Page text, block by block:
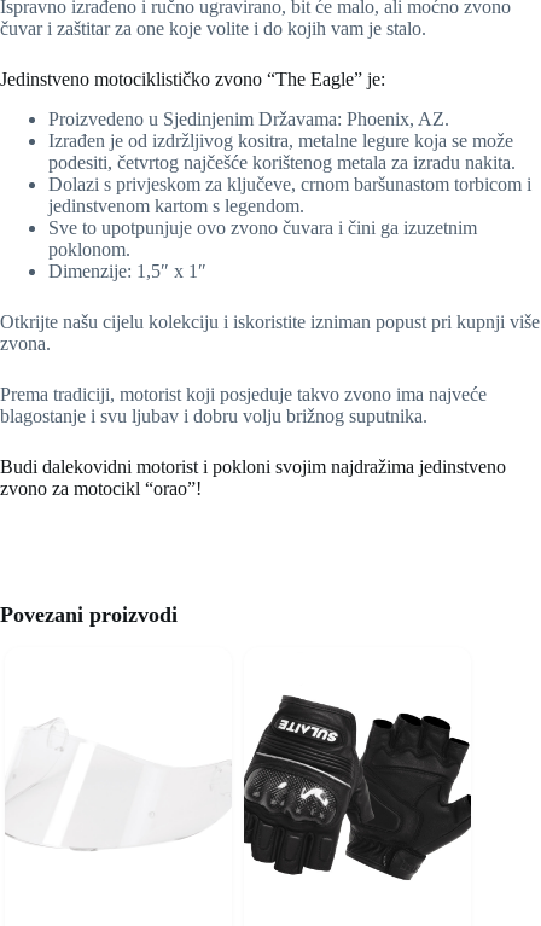
Ispravno izrađeno i ručno ugravirano, bit će malo, ali moćno zvono
čuvar i zaštitar za one koje volite i do kojih vam je stalo.
Jedinstveno motociklističko zvono “The Eagle” je:
Proizvedeno u Sjedinjenim Državama: Phoenix, AZ.
Izrađen je od izdržljivog kositra, metalne legure koja se može
podesiti, četvrtog najčešće korištenog metala za izradu nakita.
Dolazi s privjeskom za ključeve, crnom baršunastom torbicom i
jedinstvenom kartom s legendom.
Sve to upotpunjuje ovo zvono čuvara i čini ga izuzetnim
poklonom.
Dimenzije: 1,5″ x 1″
Otkrijte našu cijelu kolekciju i iskoristite izniman popust pri kupnji više
zvona.
Prema tradiciji, motorist koji posjeduje takvo zvono ima najveće
blagostanje i svu ljubav i dobru volju brižnog suputnika.
Budi dalekovidni motorist i pokloni svojim najdražima jedinstveno
zvono za motocikl “orao”!
Povezani proizvodi